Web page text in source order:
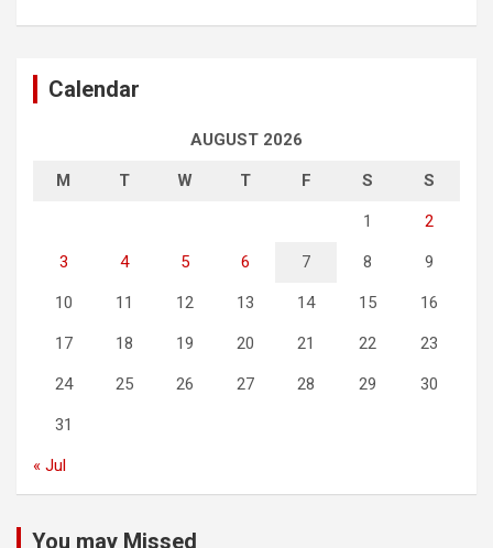
Calendar
AUGUST 2026
M T W T F S S
1 2
3 4 5 6 7 8 9
10 11 12 13 14 15 16
17 18 19 20 21 22 23
24 25 26 27 28 29 30
31
« Jul
You may Missed